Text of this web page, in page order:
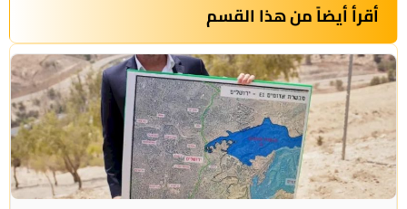
أقرأ أيضاً من هذا القسم